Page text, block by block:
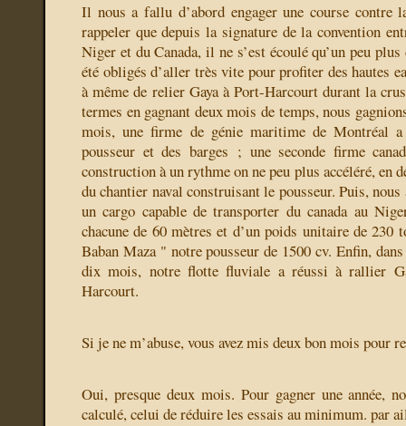
Il nous a fallu d’abord engager une course
rappeler que depuis la signature de la convention
Niger et du Canada, il ne s’est écoulé qu’un peu
été obligés d’aller très vite pour profiter des hautes
à même de relier Gaya à Port-Harcourt durant la
termes en gagnant deux mois de temps, nous
mois, une firme de génie maritime de Montréal
pousseur et des barges ; une seconde firme
construction à un rythme on ne peu plus accéléré, en
du chantier naval construisant le pousseur. Puis,
un cargo capable de transporter du canada au
chacune de 60 mètres et d’un poids unitaire de 230
Baban Maza " notre pousseur de 1500 cv. Enfin,
dix mois, notre flotte fluviale a réussi à rallier
Harcourt.
Si je ne m’abuse, vous avez mis deux bon mois pour
Oui, presque deux mois. Pour gagner une année,
calculé, celui de réduire les essais au minimum. par